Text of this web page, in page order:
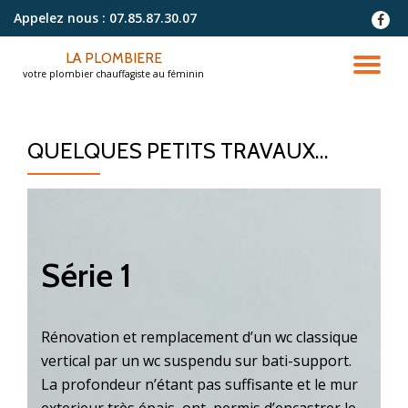
contenu
Appelez nous : 07.85.87.30.07
fa-
LA PLOMBIERE
votre plombier chauffagiste au féminin
QUELQUES PETITS TRAVAUX…
Série 1
Rénovation et remplacement d’un wc classique
vertical par un wc suspendu sur bati-support.
La profondeur n’étant pas suffisante et le mur